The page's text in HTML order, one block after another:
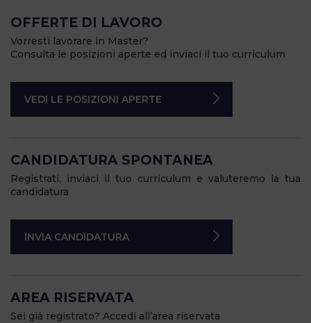
OFFERTE DI LAVORO
Vorresti lavorare in Master?
Consulta le posizioni aperte ed inviaci il tuo curriculum
VEDI LE POSIZIONI APERTE
CANDIDATURA SPONTANEA
Registrati, inviaci il tuo curriculum e valuteremo la tua
candidatura
INVIA CANDIDATURA
AREA RISERVATA
Sei già registrato? Accedi all’area riservata